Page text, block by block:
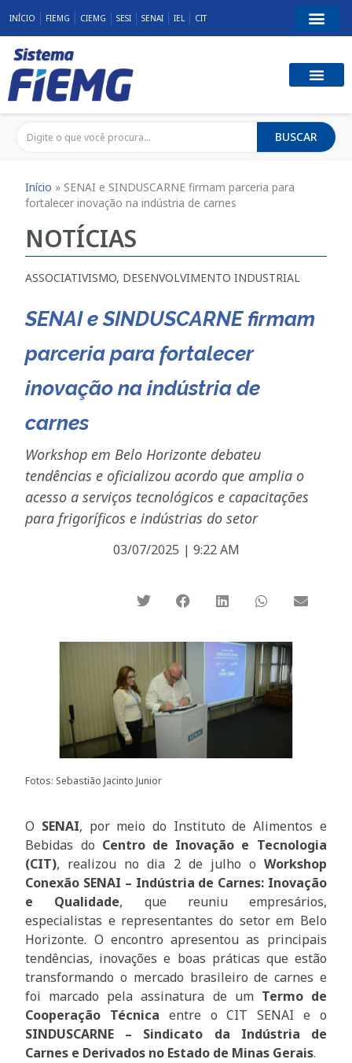
INÍCIO FIEMG CIEMG SESI SENAI IEL CIT
BUSCAR
Início » SENAI e SINDUSCARNE firmam parceria para
fortalecer inovação na indústria de carnes
NOTÍCIAS
ASSOCIATIVISMO, DESENVOLVIMENTO INDUSTRIAL
SENAI e SINDUSCARNE firmam
parceria para fortalecer
inovação na indústria de
carnes
Workshop em Belo Horizonte debateu
tendências e oficializou acordo que amplia o
acesso a serviços tecnológicos e capacitações
para frigoríficos e indústrias do setor
03/07/2025 | 9:22 AM
Fotos: Sebastião Jacinto Junior
O SENAI, por meio do Instituto de Alimentos e
Bebidas do Centro de Inovação e Tecnologia
(CIT), realizou no dia 2 de julho o Workshop
Conexão SENAI – Indústria de Carnes: Inovação
e Qualidade, que reuniu empresários,
especialistas e representantes do setor em Belo
Horizonte. O encontro apresentou as principais
tendências, inovações e boas práticas que estão
transformando o mercado brasileiro de carnes e
foi marcado pela assinatura de um Termo de
Cooperação Técnica entre o CIT SENAI e o
SINDUSCARNE – Sindicato da Indústria de
Carnes e Derivados no Estado de Minas Gerais.